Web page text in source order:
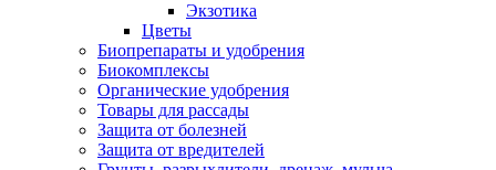
Экзотика
Цветы
Биопрепараты и удобрения
Биокомплексы
Органические удобрения
Товары для рассады
Защита от болезней
Защита от вредителей